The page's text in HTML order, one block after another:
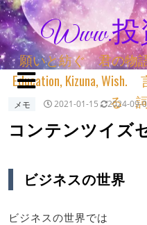
Www.投
願いと紡ぐ 君の物語
Education, Kizuna,
る 詞
メモ 2021-01-15 2024-09-
コンテンツイズ
ビジネスの世界
ビジネスの世界では